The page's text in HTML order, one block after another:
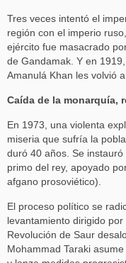
Tres veces intentó el
región con el imperio
ejército fue masacrado
de Gandamak. Y en
Amanulá Khan les volvió
Caída de la monarquía,
En 1973, una violenta
miseria que sufría la
duró 40 años. Se
primo del rey, apoyado
afgano prosoviético).
El proceso político se
levantamiento dirigido
Revolución de Saur
Mohammad Taraki